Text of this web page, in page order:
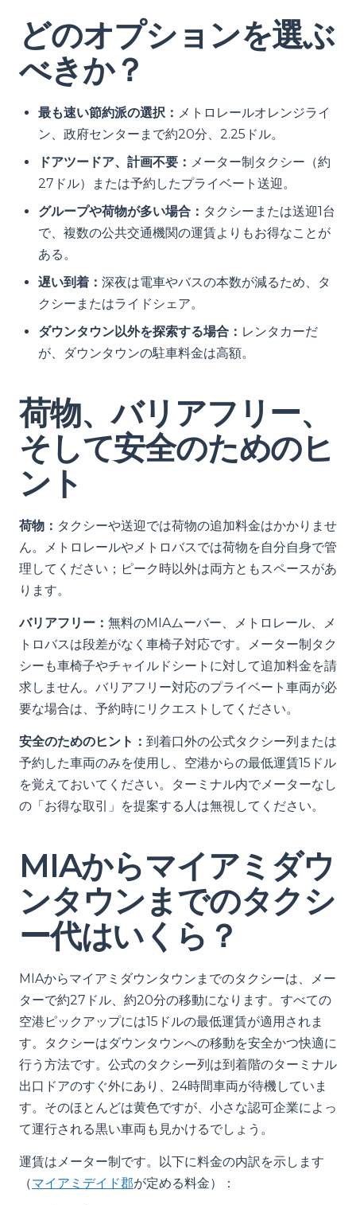
どのオプションを選ぶ
べきか？
最も速い節約派の選択： メトロレールオレンジライ
ン、政府センターまで約20分、2.25ドル。
ドアツードア、計画不要： メーター制タクシー（約
27ドル）または予約したプライベート送迎。
グループや荷物が多い場合： タクシーまたは送迎1台
で、複数の公共交通機関の運賃よりもお得なことが
ある。
遅い到着： 深夜は電車やバスの本数が減るため、タ
クシーまたはライドシェア。
ダウンタウン以外を探索する場合： レンタカーだ
が、ダウンタウンの駐車料金は高額。
荷物、バリアフリー、
そして安全のためのヒ
ント
荷物： タクシーや送迎では荷物の追加料金はかかりませ
ん。メトロレールやメトロバスでは荷物を自分自身で管
理してください；ピーク時以外は両方ともスペースがあ
ります。
バリアフリー： 無料のMIAムーバー、メトロレール、メ
トロバスは段差がなく車椅子対応です。メーター制タク
シーも車椅子やチャイルドシートに対して追加料金を請
求しません。バリアフリー対応のプライベート車両が必
要な場合は、予約時にリクエストしてください。
安全のためのヒント： 到着口外の公式タクシー列または
予約した車両のみを使用し、空港からの最低運賃15ドル
を覚えておいてください。ターミナル内でメーターなし
の「お得な取引」を提案する人は無視してください。
MIAからマイアミダウ
ンタウンまでのタクシ
ー代はいくら？
MIAからマイアミダウンタウンまでのタクシーは、メー
ターで約27ドル、約20分の移動になります。すべての
空港ピックアップには15ドルの最低運賃が適用されま
す。タクシーはダウンタウンへの移動を安全かつ快適に
行う方法です。公式のタクシー列は到着階のターミナル
出口ドアのすぐ外にあり、24時間車両が待機していま
す。そのほとんどは黄色ですが、小さな認可企業によっ
て運行される黒い車両も見かけるでしょう。
運賃はメーター制です。以下に料金の内訳を示します
（マイアミデイド郡が定める料金）：